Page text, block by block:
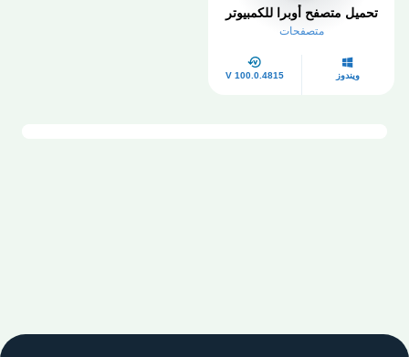
تحميل متصفح أوبرا للكمبيوتر
متصفحات
ويندوز V 100.0.4815